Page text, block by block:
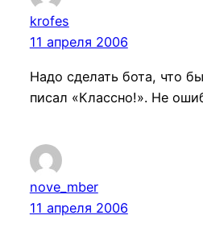
krofes
11 апреля 2006
Надо сделать бота, что
писал «Классно!». Не
nove_mber
11 апреля 2006